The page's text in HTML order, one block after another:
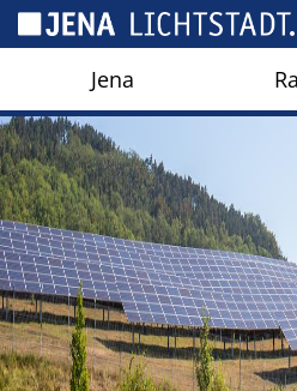
Jena
Cookie-Einstellungen